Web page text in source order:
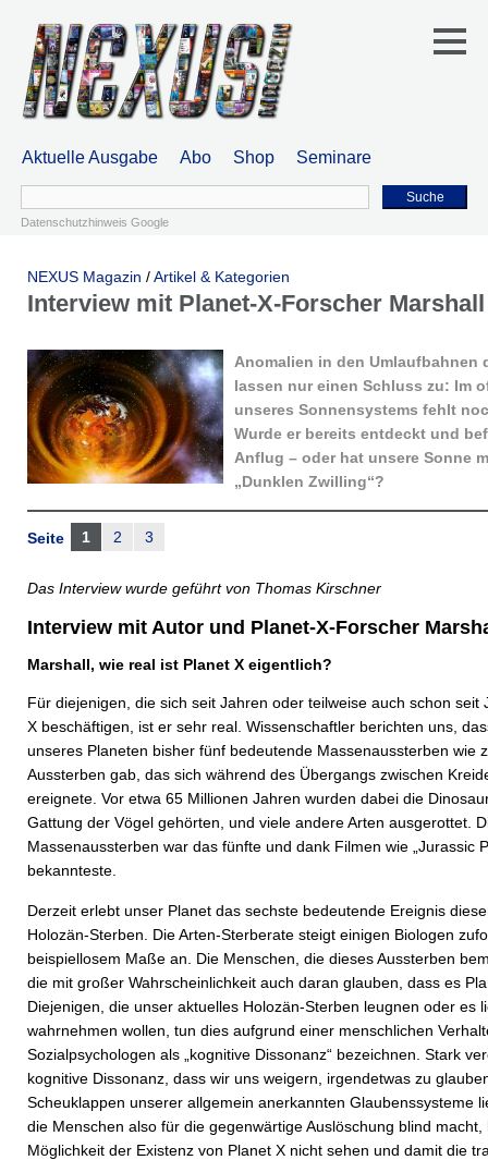
Aktuelle Ausgabe Abo Shop Seminare
Suche
Datenschutzhinweis Google
NEXUS Magazin /Artikel & Kategorien
Interview mit Planet-X-Forscher
Anomalien in den Umlaufbahnen
lassen nur einen Schluss zu: Im
unseres Sonnensystems fehlt
Wurde er bereits entdeckt und
Anflug – oder hat unsere Sonne
„Dunklen Zwilling“?
Seite 1 2 3
Das Interview wurde geführt von Thomas Kirschner
Interview mit Autor und Planet-X-Forscher
Marshall, wie real ist Planet X eigentlich?
Für diejenigen, die sich seit Jahren oder teilweise auch schon seit
X beschäftigen, ist er sehr real. Wissenschaftler berichten uns,
unseres Planeten bisher fünf bedeutende Massenaussterben wie
Aussterben gab, das sich während des Übergangs zwischen
ereignete. Vor etwa 65 Millionen Jahren wurden dabei die
Gattung der Vögel gehörten, und viele andere Arten ausgerottet.
Massenaussterben war das fünfte und dank Filmen wie „Jurassic
bekannteste.
Derzeit erlebt unser Planet das sechste bedeutende Ereignis
Holozän-Sterben. Die Arten-Sterberate steigt einigen Biologen
beispiellosem Maße an. Die Menschen, die dieses Aussterben
die mit großer Wahrscheinlichkeit auch daran glauben, dass es
Diejenigen, die unser aktuelles Holozän-Sterben leugnen oder es
wahrnehmen wollen, tun dies aufgrund einer menschlichen
Sozialpsychologen als „kognitive Dissonanz“ bezeichnen. Stark
kognitive Dissonanz, dass wir uns weigern, irgendetwas zu
Scheuklappen unserer allgemein anerkannten Glaubenssysteme
die Menschen also für die gegenwärtige Auslöschung blind macht,
Möglichkeit der Existenz von Planet X nicht sehen und damit die